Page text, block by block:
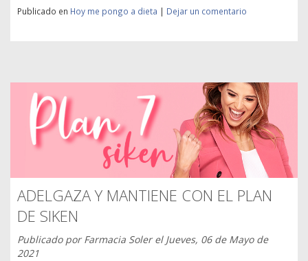
Publicado en Hoy me pongo a dieta | Dejar un comentario
ADELGAZA Y MANTIENE CON EL PLAN
DE SIKEN
Publicado porFarmacia Solerel Jueves, 06 de Mayo de
2021